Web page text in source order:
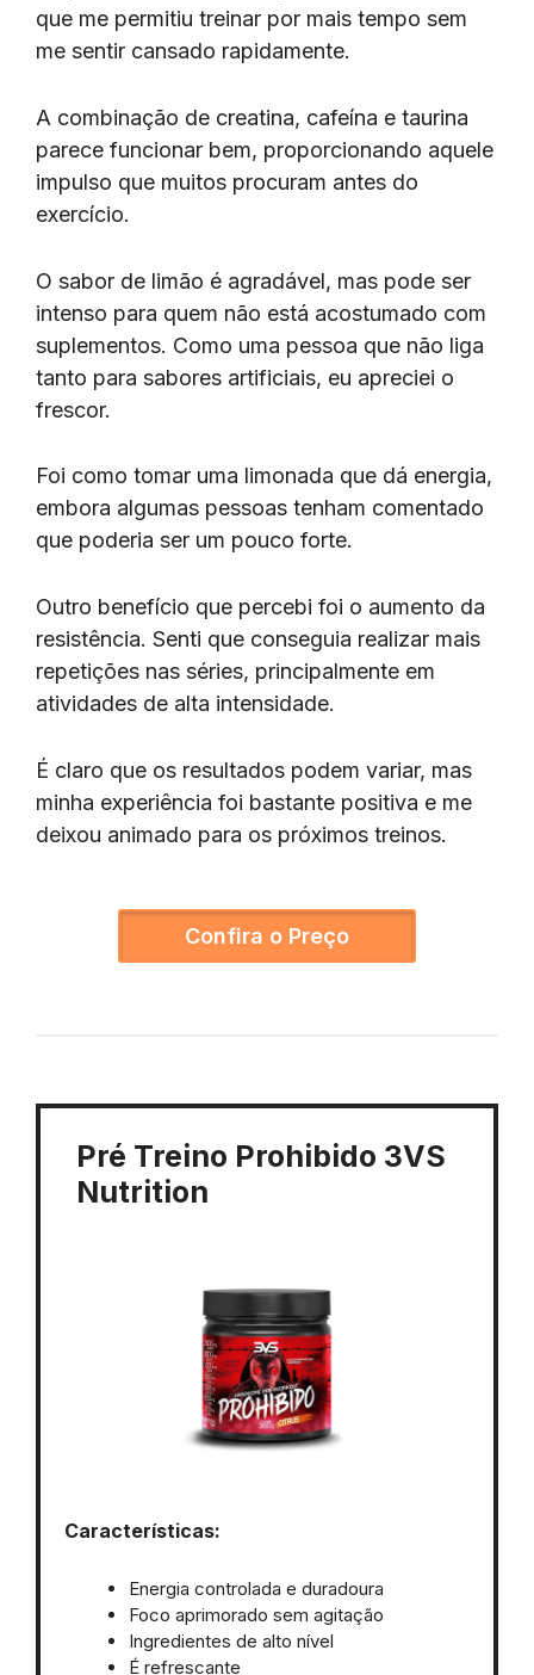
que me permitiu treinar por mais tempo sem
me sentir cansado rapidamente.
A combinação de creatina, cafeína e taurina
parece funcionar bem, proporcionando aquele
impulso que muitos procuram antes do
exercício.
O sabor de limão é agradável, mas pode ser
intenso para quem não está acostumado com
suplementos. Como uma pessoa que não liga
tanto para sabores artificiais, eu apreciei o
frescor.
Foi como tomar uma limonada que dá energia,
embora algumas pessoas tenham comentado
que poderia ser um pouco forte.
Outro benefício que percebi foi o aumento da
resistência. Senti que conseguia realizar mais
repetições nas séries, principalmente em
atividades de alta intensidade.
É claro que os resultados podem variar, mas
minha experiência foi bastante positiva e me
deixou animado para os próximos treinos.
Confira o Preço
Pré Treino Prohibido 3VS
Nutrition
Características:
Energia controlada e duradoura
Foco aprimorado sem agitação
Ingredientes de alto nível
É refrescante